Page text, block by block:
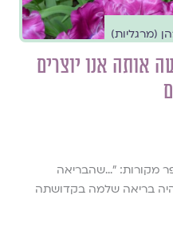
(מרגליות)
אותה אנו יוצרים
מקורות: ״...שהבריאה
בריאה שלמה בקדושתה